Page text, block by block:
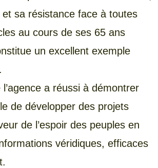
sa résistance face à toutes
au cours de ses 65 ans
un excellent exemple
a réussi à démontrer
de développer des projets
de l’espoir des peuples en
véridiques, efficaces